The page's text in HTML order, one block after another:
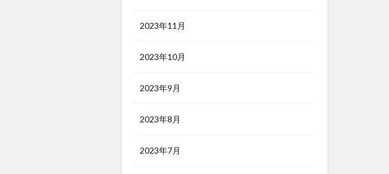
2023年11月
2023年10月
2023年9月
2023年8月
2023年7月